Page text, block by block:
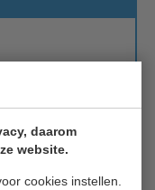
daarom
website.
cookies instellen.